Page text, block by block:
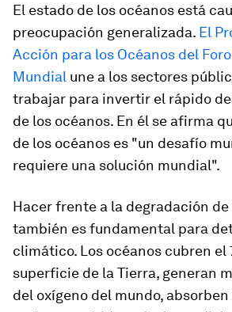
El estado de los océanos está
preocupación generalizada. El
Acción para los Océanos del
Mundial une a los sectores
trabajar para invertir el rápido
de los océanos. En él se afirma
de los océanos es "un desafío
requiere una solución mundial".
Hacer frente a la degradación de
también es fundamental para
climático. Los océanos cubren el
superficie de la Tierra, generan
del oxígeno del mundo,